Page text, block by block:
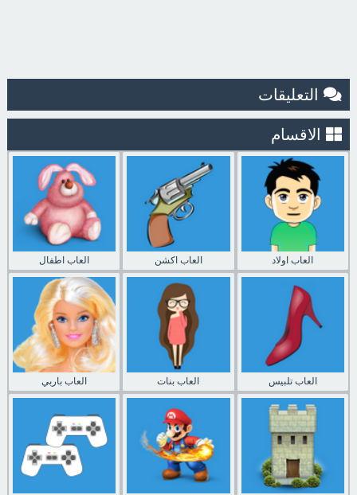
التعليقات
الاقسام
العاب اطفال العاب اكشن العاب اولاد
العاب باربي العاب بنات العاب تلبيس